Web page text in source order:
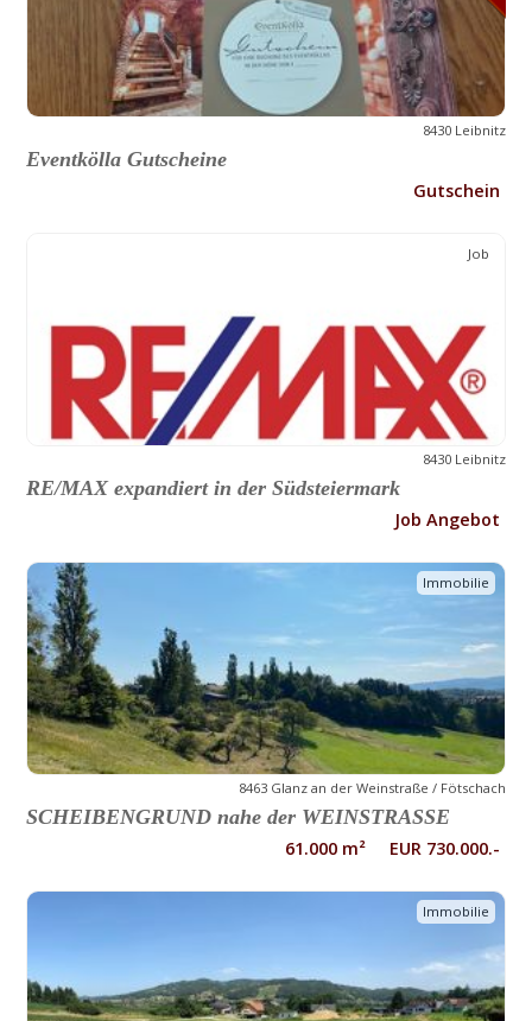
8430 Leibnitz
Eventkölla Gutscheine
Gutschein
Job
8430 Leibnitz
RE/MAX expandiert in der Südsteiermark
Job Angebot
Immobilie
8463 Glanz an der Weinstraße / Fötschach
SCHEIBENGRUND nahe der WEINSTRASSE
61.000 m² EUR 730.000.-
Immobilie